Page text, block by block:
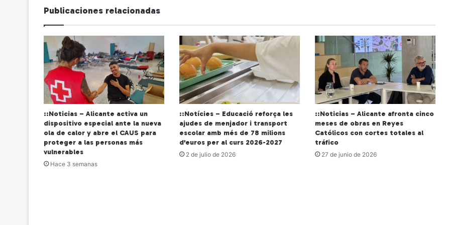
Publicaciones relacionadas
::Noticias – Alicante activa un
dispositivo especial ante la nueva
ola de calor y abre el CAUS para
proteger a las personas más
vulnerables
Hace 3 semanas
::Notícies – Educació reforça les
ajudes de menjador i transport
escolar amb més de 78 milions
d’euros per al curs 2026-2027
2 de julio de 2026
::Noticias – Alicante afronta cinco
meses de obras en Reyes
Católicos con cortes totales al
tráfico
27 de junio de 2026